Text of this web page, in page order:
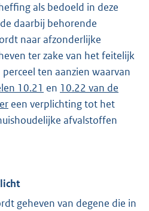
als bedoeld in deze
daarbij behorende
naar afzonderlijke
ter zake van het feitelijk
ten aanzien waarvan
10.21 en 10.22 van de
een verplichting tot het
afvalstoffen
geheven van degene die in